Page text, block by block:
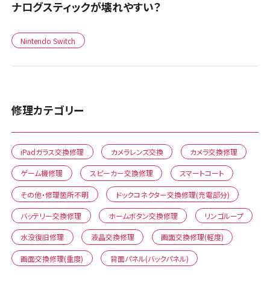
ナログスティックが壊れやすい？
Nintendo Switch
修理カテゴリー
iPadガラス交換修理 カメラレンズ交換 カメラ交換修理
ゲーム機修理 スピーカー交換修理 スマートコート
その他・修理箇所不明 ドックコネクター交換修理(充電部分)
バッテリー交換修理 ホームボタン交換修理 リンゴループ
水没復旧修理 液晶交換修理 画面交換修理(軽度)
画面交換修理(重度) 背面パネル(バックパネル)